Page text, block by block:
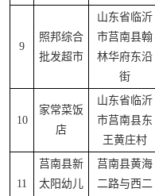
9
照邦综合
批发超市
山东省临沂
市莒南县翰
林华府东沿
街
10
家常菜饭
店
山东省临沂
市莒南县东
王黄庄村
11
莒南县新
太阳幼儿
莒南县黄海
二路与西二